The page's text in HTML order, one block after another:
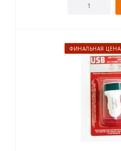
ФИНАЛЬНАЯ ЦЕНА